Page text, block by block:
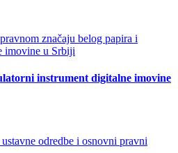
instrument digitalne imovine